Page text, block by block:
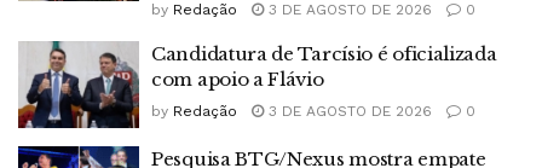
by Redação 3 DE AGOSTO DE 2026 0
Candidatura de Tarcísio é oficializada
com apoio a Flávio
by Redação 3 DE AGOSTO DE 2026 0
Pesquisa BTG/Nexus mostra empate